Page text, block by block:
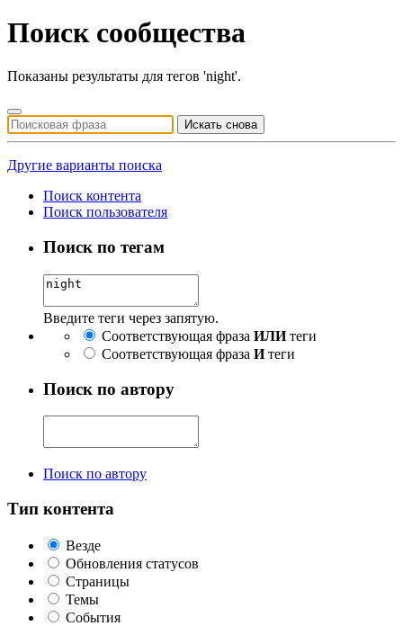
Поиск сообщества
Показаны результаты для тегов 'night'.
Искать снова
Другие варианты поиска
Поиск контента
Поиск пользователя
Поиск по тегам
Введите теги через запятую.
Соответствующая фраза ИЛИтеги
Соответствующая фраза Итеги
Поиск по автору
Поиск по автору
Тип контента
Везде
Обновления статусов
Страницы
Темы
События